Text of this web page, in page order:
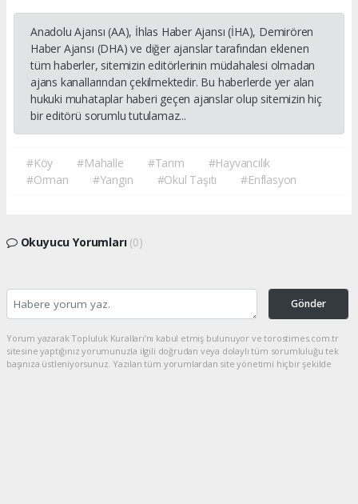
Anadolu Ajansı (AA), İhlas Haber Ajansı (İHA), Demirören
Haber Ajansı (DHA) ve diğer ajanslar tarafından eklenen
tüm haberler, sitemizin editörlerinin müdahalesi olmadan
ajans kanallarından çekilmektedir. Bu haberlerde yer alan
hukuki muhataplar haberi geçen ajanslar olup sitemizin hiç
bir editörü sorumlu tutulamaz...
#Köy #Mahalle #Tarım
#Hayvancılık
#Orman
#Yangın #Okul Taşıtı #Enflasyon
Okuyucu Yorumları (0)
Gönder
Yorum yazarak Topluluk Kuralları’nı kabul etmiş bulunuyor ve torostimes.com.tr
sitesine yaptığınız yorumunuzla ilgili doğrudan veya dolaylı tüm sorumluluğu tek
başınıza üstleniyorsunuz. Yazılan tüm yorumlardan site yönetimi hiçbir şekilde